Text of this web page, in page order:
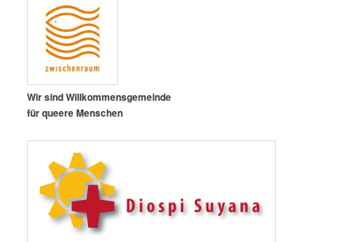
Wir sind Willkommensgemeinde
für queere Menschen